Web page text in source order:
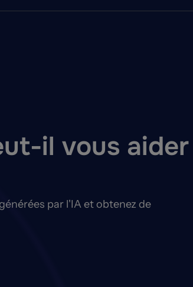
il vous aider
par l'IA et obtenez de